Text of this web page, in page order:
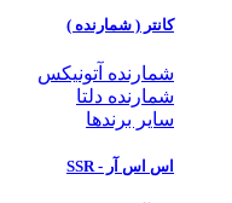
کانتر ( شمارنده )
شمارنده آتونیکس
شمارنده دلتا
سایر برندها
اس اس آر - SSR